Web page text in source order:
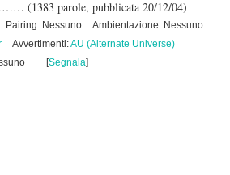
(1383 parole, pubblicata 20/12/04)
Pairing: Nessuno
Ambientazione: Nessuno
Avvertimenti:AU (Alternate Universe)
[Segnala]